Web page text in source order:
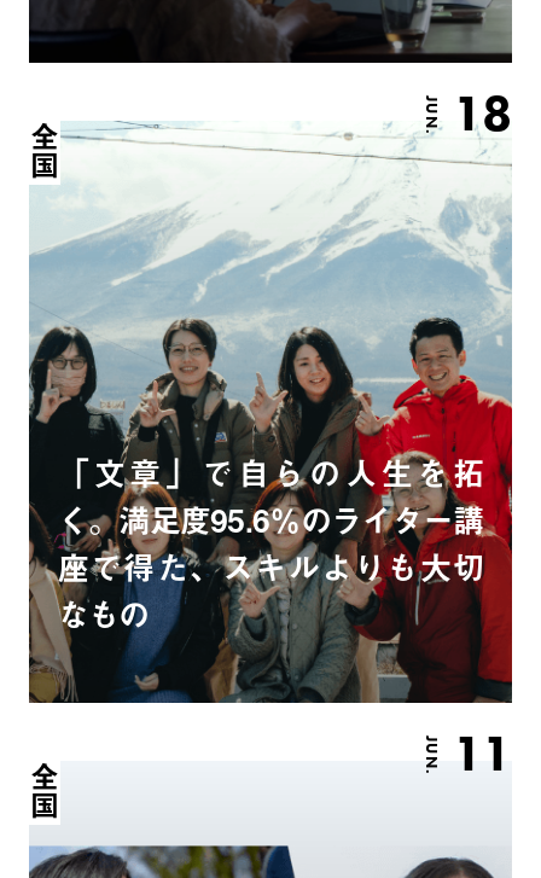
JUN. 18
全国
「文章」で自らの人生を拓
く。満足度95.6％のライター講
座で得た、スキルよりも大切
なもの
JUN. 11
全国